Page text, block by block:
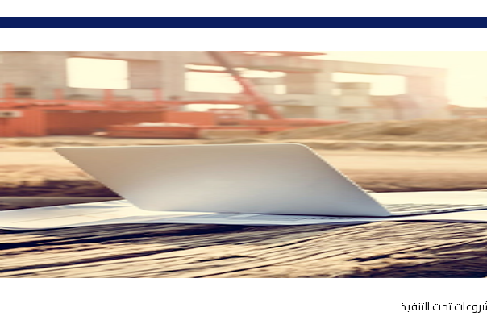
تحت التنفيذ